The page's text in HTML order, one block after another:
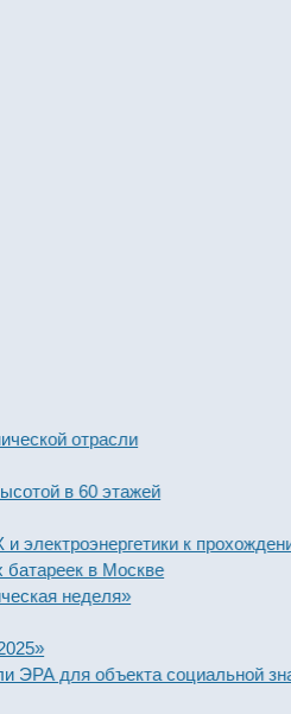
отрасли
в 60 этажей
к прохождению
в Москве
неделя»
для объекта социальной